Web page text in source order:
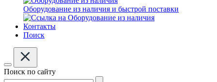
Оборудование из наличия и быстрой поставки
Контакты
Поиск
Поиск по сайту